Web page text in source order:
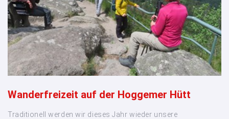
Wanderfreizeit auf der Hoggemer Hütt
Traditionell werden wir dieses Jahr wieder unsere